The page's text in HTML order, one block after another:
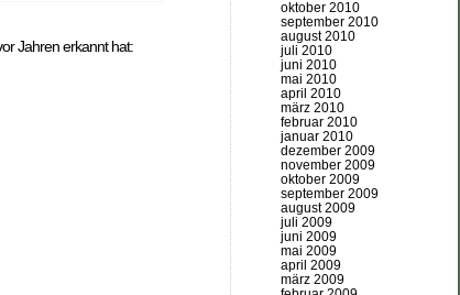
Jahren erkannt hat:
oktober 2010
september 2010
august 2010
juli 2010
juni 2010
mai 2010
april 2010
märz 2010
februar 2010
januar 2010
dezember 2009
november 2009
oktober 2009
september 2009
august 2009
juli 2009
juni 2009
mai 2009
april 2009
märz 2009